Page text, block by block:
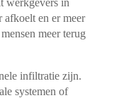
werkgevers in
afkoelt en er meer
meer terug
infiltratie zijn.
systemen of